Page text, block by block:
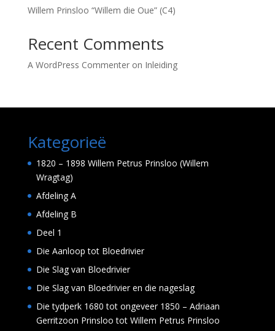
Willem Prinsloo “Willem die Oue” (C4)
Recent Comments
A WordPress Commenteron Inleiding
Kategorieë
1820 – 1898 Willem Petrus Prinsloo (Willem
Wragtag)
Afdeling A
Afdeling B
Deel 1
Die Aanloop tot Bloedrivier
Die Slag van Bloedrivier
Die Slag van Bloedrivier en die nageslag
Die tydperk 1680 tot ongeveer 1850 – Adriaan
Gerritzoon Prinsloo tot Willem Petrus Prinsloo